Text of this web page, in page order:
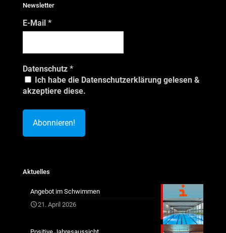
Newsletter
E-Mail *
Datenschutz *
Ich habe die Datenschutzerklärung gelesen &
akzeptiere diese.
Aktuelles
Angebot im Schwimmen
21. April 2026